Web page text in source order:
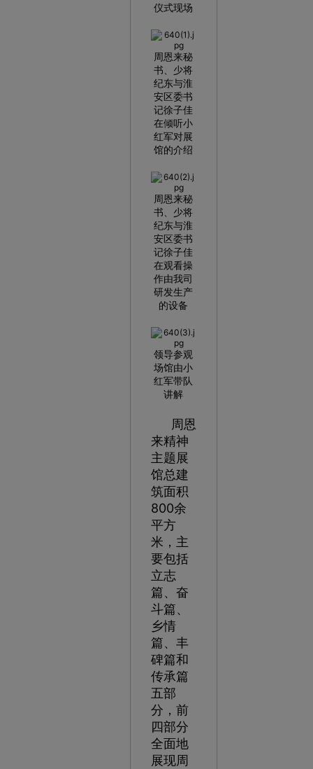
仪式现场
周恩来秘
书、少将
纪东与淮
安区委书
记徐子佳
在倾听小
红军对展
馆的介绍
周恩来秘
书、少将
纪东与淮
安区委书
记徐子佳
在观看操
作由我司
研发生产
的设备
领导参观
场馆由小
红军带队
讲解
周恩
来精神
主题展
馆总建
筑面积
800余
平方
米，主
要包括
立志
篇、奋
斗篇、
乡情
篇、丰
碑篇和
传承篇
五部
分，前
四部分
全面地
展现周